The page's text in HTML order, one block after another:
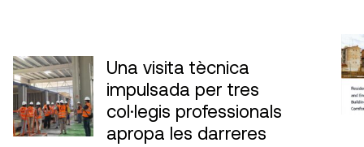
Una visita tècnica
impulsada per tres
col·legis professionals
apropa les darreres